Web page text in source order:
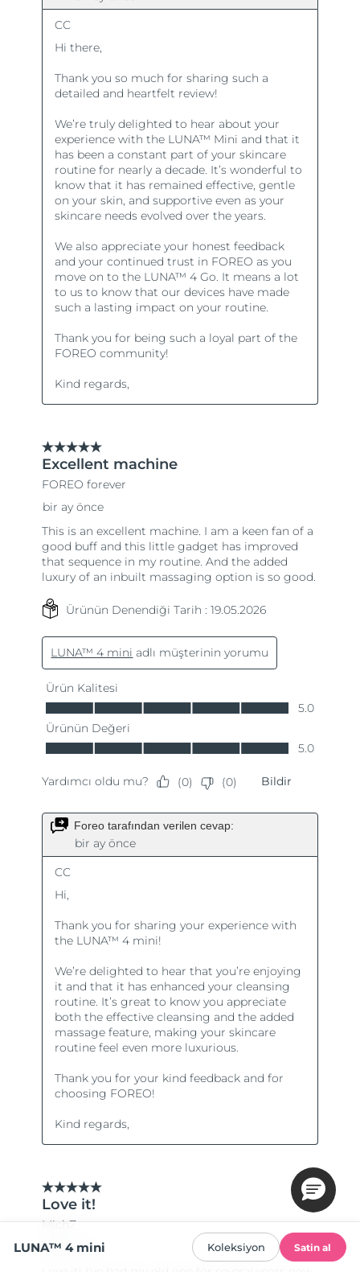
LUNA™ 4 mini Koleksiyon Satin al